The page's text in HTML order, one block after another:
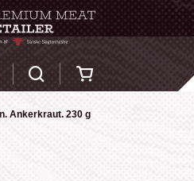
Ankerkraut. 230 g
Ankerkraut. 230 g